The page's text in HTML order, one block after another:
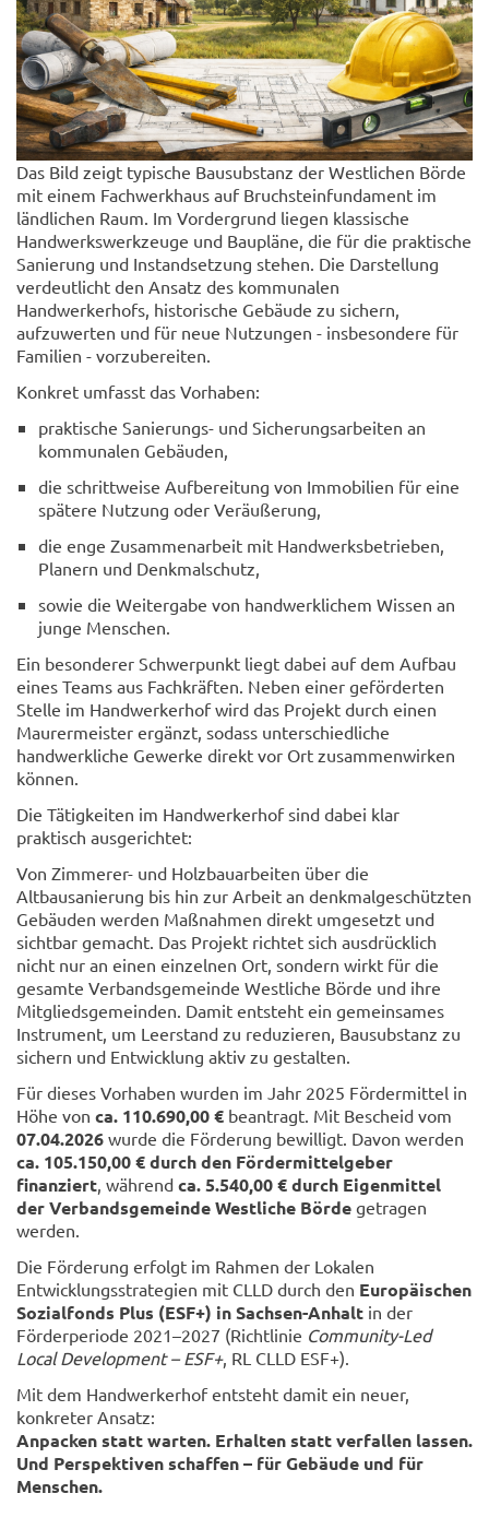
Das Bild zeigt typische Bausubstanz der Westlichen Börde
mit einem Fachwerkhaus auf Bruchsteinfundament im
ländlichen Raum. Im Vordergrund liegen klassische
Handwerkswerkzeuge und Baupläne, die für die praktische
Sanierung und Instandsetzung stehen. Die Darstellung
verdeutlicht den Ansatz des kommunalen
Handwerkerhofs, historische Gebäude zu sichern,
aufzuwerten und für neue Nutzungen - insbesondere für
Familien - vorzubereiten.
Konkret umfasst das Vorhaben:
praktische Sanierungs- und Sicherungsarbeiten an
kommunalen Gebäuden,
die schrittweise Aufbereitung von Immobilien für eine
spätere Nutzung oder Veräußerung,
die enge Zusammenarbeit mit Handwerksbetrieben,
Planern und Denkmalschutz,
sowie die Weitergabe von handwerklichem Wissen an
junge Menschen.
Ein besonderer Schwerpunkt liegt dabei auf dem Aufbau
eines Teams aus Fachkräften. Neben einer geförderten
Stelle im Handwerkerhof wird das Projekt durch einen
Maurermeister ergänzt, sodass unterschiedliche
handwerkliche Gewerke direkt vor Ort zusammenwirken
können.
Die Tätigkeiten im Handwerkerhof sind dabei klar
praktisch ausgerichtet:
Von Zimmerer- und Holzbauarbeiten über die
Altbausanierung bis hin zur Arbeit an denkmalgeschützten
Gebäuden werden Maßnahmen direkt umgesetzt und
sichtbar gemacht. Das Projekt richtet sich ausdrücklich
nicht nur an einen einzelnen Ort, sondern wirkt für die
gesamte Verbandsgemeinde Westliche Börde und ihre
Mitgliedsgemeinden. Damit entsteht ein gemeinsames
Instrument, um Leerstand zu reduzieren, Bausubstanz zu
sichern und Entwicklung aktiv zu gestalten.
Für dieses Vorhaben wurden im Jahr 2025 Fördermittel in
Höhe von ca. 110.690,00 € beantragt. Mit Bescheid vom
07.04.2026 wurde die Förderung bewilligt. Davon werden
ca. 105.150,00 € durch den Fördermittelgeber
finanziert , während ca. 5.540,00 € durch Eigenmittel
der Verbandsgemeinde Westliche Börde getragen
werden.
Die Förderung erfolgt im Rahmen der Lokalen
Entwicklungsstrategien mit CLLD durch den Europäischen
Sozialfonds Plus (ESF+) in Sachsen-Anhalt in der
Förderperiode 2021–2027 (Richtlinie Community-Led
Local Development – ESF+, RL CLLD ESF+).
Mit dem Handwerkerhof entsteht damit ein neuer,
konkreter Ansatz:
Anpacken statt warten. Erhalten statt verfallen lassen.
Und Perspektiven schaffen – für Gebäude und für
Menschen.